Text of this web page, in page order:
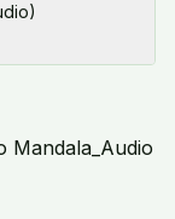
Mandala_Audio